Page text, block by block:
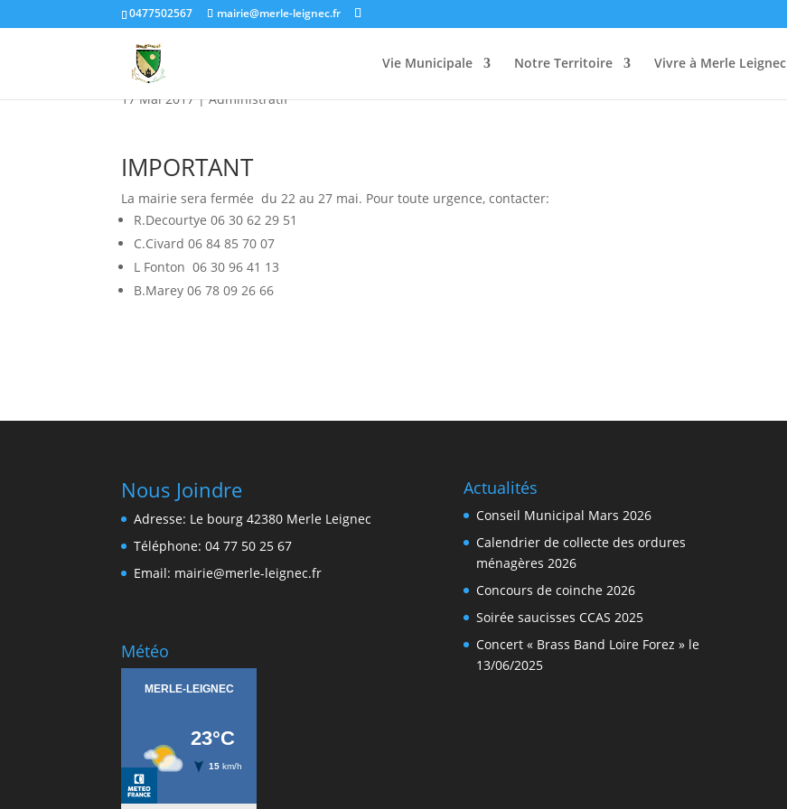
0477502567 mairie@merle-leignec.fr
Vie Municipale Notre Territoire Vivre à Merle Leignec
Fermeture de la Mairie
17 Mai 2017|Administratif
IMPORTANT
La mairie sera fermée du 22 au 27 mai. Pour toute urgence, contacter:
R.Decourtye 06 30 62 29 51
C.Civard 06 84 85 70 07
L Fonton 06 30 96 41 13
B.Marey 06 78 09 26 66
Nous Joindre
Adresse: Le bourg 42380 Merle Leignec
Téléphone: 04 77 50 25 67
Email: mairie@merle-leignec.fr
Météo
Actualités
Conseil Municipal Mars 2026
Calendrier de collecte des ordures
ménagères 2026
Concours de coinche 2026
Soirée saucisses CCAS 2025
Concert « Brass Band Loire Forez » le
13/06/2025